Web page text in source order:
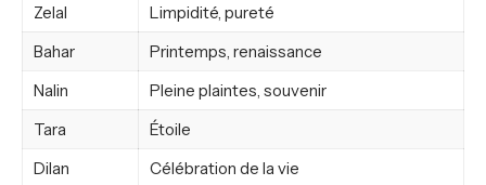
Zelal
Limpidité, pureté
Bahar
Printemps, renaissance
Nalin
Pleine plaintes, souvenir
Tara
Étoile
Dilan
Célébration de la vie